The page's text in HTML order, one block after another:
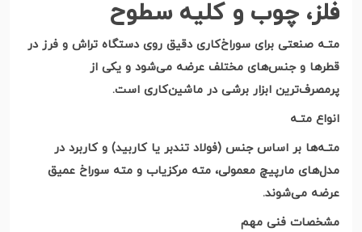
فلز، چوب و کلیه سطوح
متـه صنعتی برای سوراخ‌کاری دقیق روی دستگاه تراش و فرز در
قطرها و جنس‌های مختلف عرضه می‌شود و یکی از
پرمصرف‌ترین ابزار برشی در ماشین‌کاری است.
انواع متـه
متـه‌ها بر اساس جنس (فولاد تندبر یا کاربید) و کاربرد در
مدل‌های مارپیچ معمولی، مته مرکزیاب و مته سوراخ عمیق
عرضه می‌شوند.
مشخصات فنی مهم